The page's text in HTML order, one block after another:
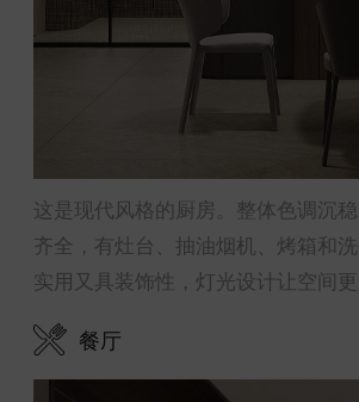
这是现代风格的厨房。整体色调沉
齐全，有灶台、抽油烟机、烤箱和
实用又具装饰性，灯光设计让空间更
餐厅